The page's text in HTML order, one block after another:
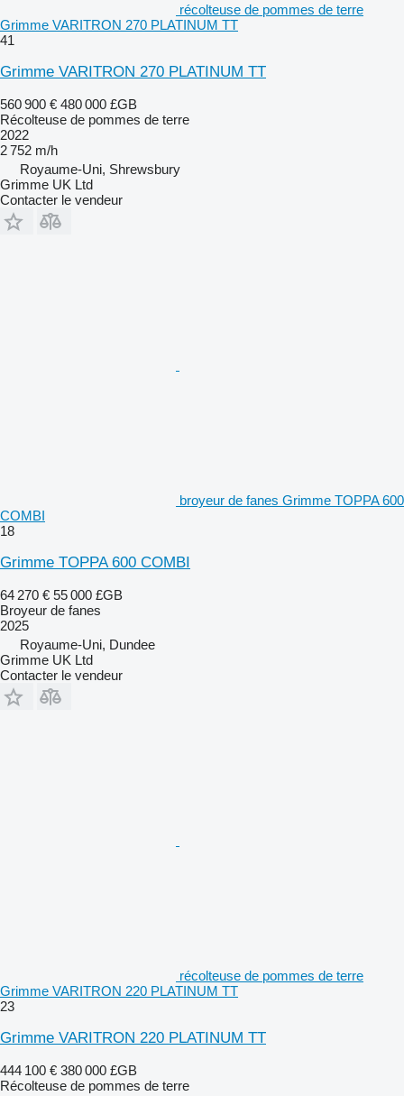
récolteuse de pommes de terre
Grimme VARITRON 270 PLATINUM TT
41
Grimme VARITRON 270 PLATINUM TT
560 900 € 480 000 £GB
Récolteuse de pommes de terre
2022
2 752 m/h
Royaume-Uni, Shrewsbury
Grimme UK Ltd
Contacter le vendeur
broyeur de fanes Grimme TOPPA 600
COMBI
18
Grimme TOPPA 600 COMBI
64 270 € 55 000 £GB
Broyeur de fanes
2025
Royaume-Uni, Dundee
Grimme UK Ltd
Contacter le vendeur
récolteuse de pommes de terre
Grimme VARITRON 220 PLATINUM TT
23
Grimme VARITRON 220 PLATINUM TT
444 100 € 380 000 £GB
Récolteuse de pommes de terre